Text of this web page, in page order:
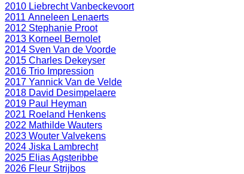
2010 Liebrecht Vanbeckevoort
2011 Anneleen Lenaerts
2012 Stephanie Proot
2013 Korneel Bernolet
2014 Sven Van de Voorde
2015 Charles Dekeyser
2016 Trio Impression
2017 Yannick Van de Velde
2018 David Desimpelaere
2019 Paul Heyman
2021 Roeland Henkens
2022 Mathilde Wauters
2023 Wouter Valvekens
2024 Jiska Lambrecht
2025 Elias Agsteribbe
2026 Fleur Strijbos